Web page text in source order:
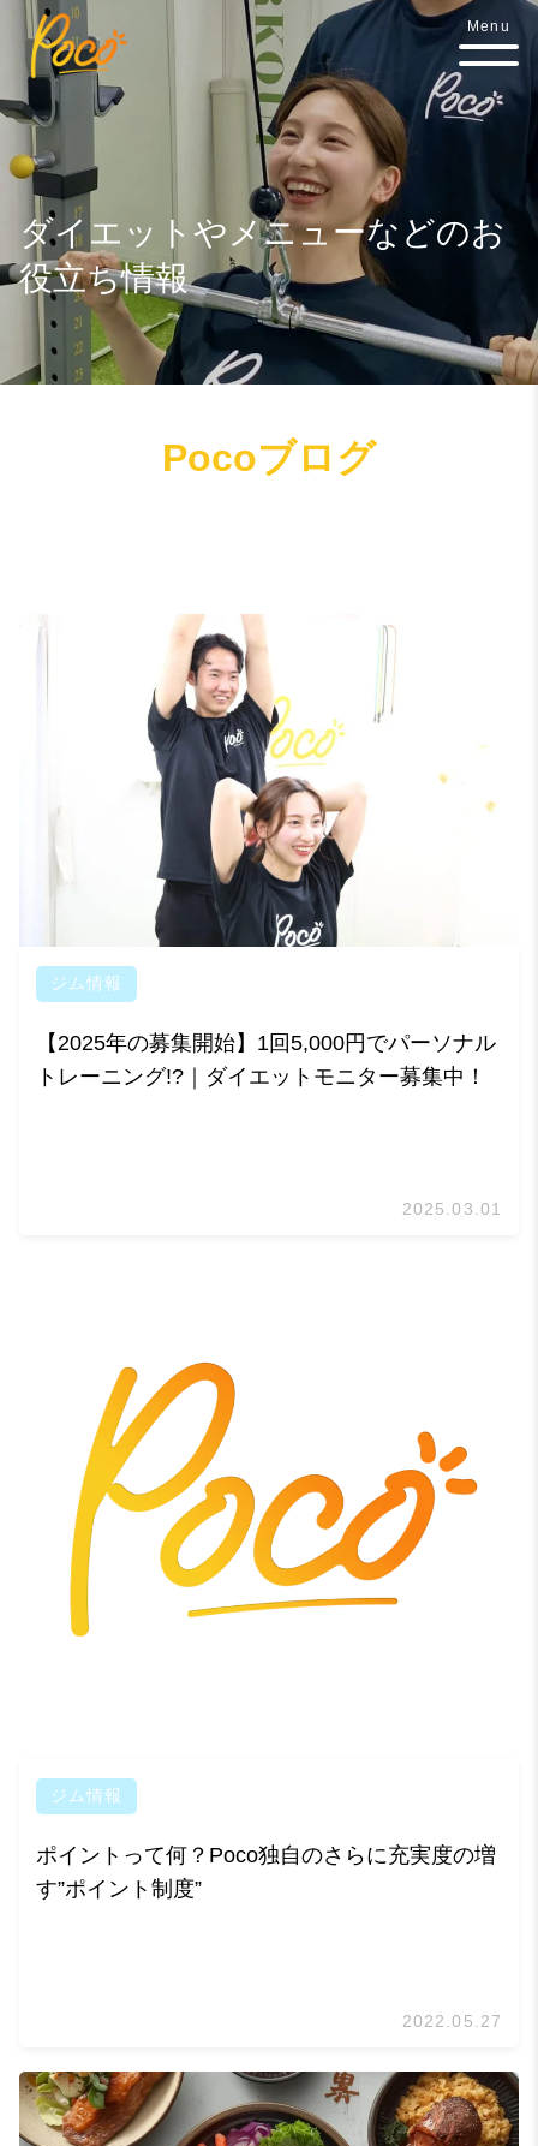
Menu
ダイエットやメニューなどのお
役立ち情報
Pocoブログ
ジム情報
【2025年の募集開始】1回5,000円でパーソナル
トレーニング!?｜ダイエットモニター募集中！
2025.03.01
ジム情報
ポイントって何？Poco独自のさらに充実度の増
す”ポイント制度”
2022.05.27